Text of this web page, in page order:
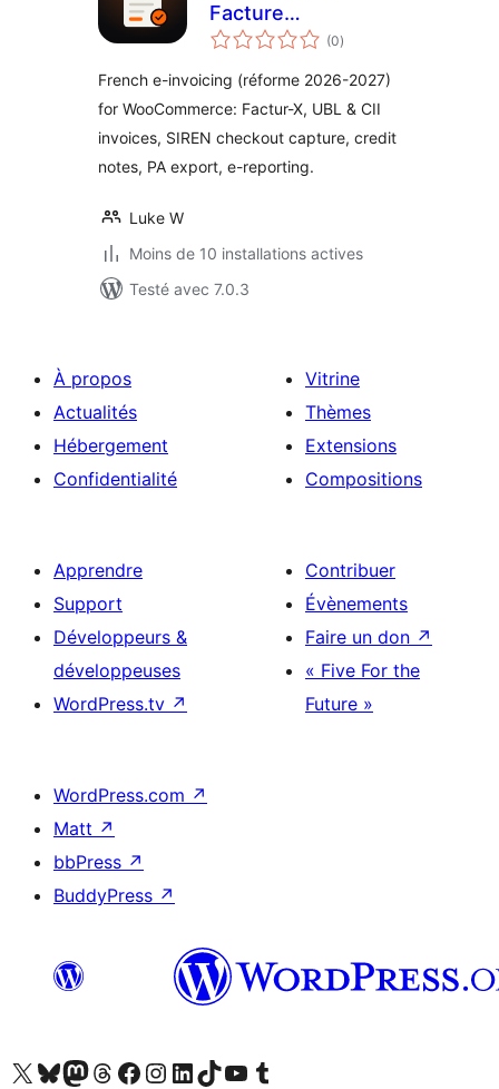
Facture
Électronique for
(0notes
en
)
French e-invoicing (réforme 2026-2027)
for WooCommerce: Factur-X, UBL & CII
invoices, SIREN checkout capture, credit
notes, PA export, e-reporting.
Luke W
Moins de 10 installations actives
Testé avec 7.0.3
À propos
Actualités
Hébergement
Confidentialité
Vitrine
Thèmes
Extensions
Compositions
Apprendre
Support
Développeurs &
développeuses
WordPress.tv ↗
Contribuer
Évènements
Faire un don ↗
« Five For the
Future »
WordPress.com ↗
Matt ↗
bbPress ↗
BuddyPress ↗
Visitez notre compte X (précédemment Twitter)
Visiter notre compte Bluesky
Visiter notre compte Mastodon
Visiter notre compte Threads
Consulter notre compte Facebook
Consulter notre compte Instagram
Consulter notre compte LinkedIn
Visiter notre compte TokTok
Visiter notre chaîne YouTube
Visiter notre compte Tumblr